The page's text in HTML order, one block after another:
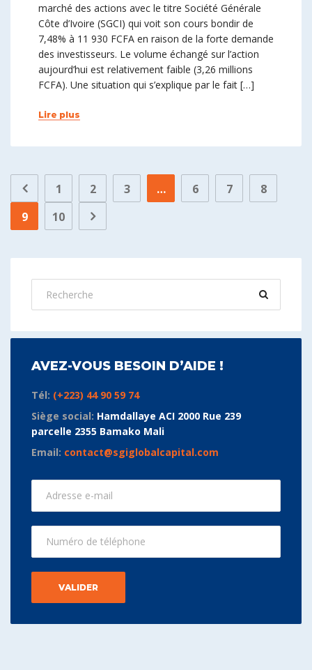
marché des actions avec le titre Société Générale
Côte d’Ivoire (SGCI) qui voit son cours bondir de
7,48% à 11 930 FCFA en raison de la forte demande
des investisseurs. Le volume échangé sur l’action
aujourd’hui est relativement faible (3,26 millions
FCFA). Une situation qui s’explique par le fait […]
Lire plus
1 2 3 … 6 7
8
9
10
AVEZ-VOUS BESOIN D’AIDE !
Tél: (+223) 44 90 59 74
Siège social: Hamdallaye ACI 2000 Rue 239
parcelle 2355 Bamako Mali
Email: contact@sgiglobalcapital.com